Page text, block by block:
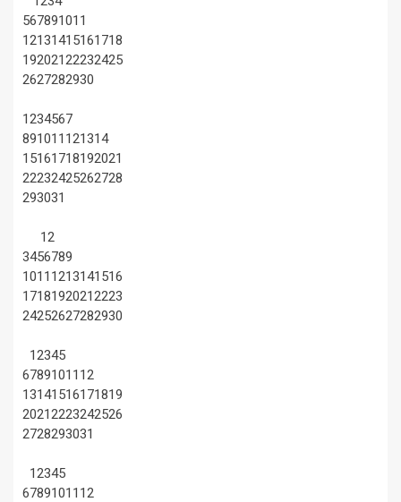
567891011
12131415161718
19202122232425
2627282930
1234567
891011 121314
15161718192021
22232425262728
293031
12
3456789
1011 1213141516
17181920212223
24252627282930
12345
67891011 12
13141516171819
20212223242526
2728293031
12345
67891011 12